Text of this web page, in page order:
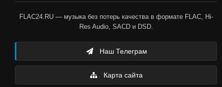
FLAC24.RU — музыка без потерь качества в формате FLAC, Hi-
Res Audio, SACD и DSD.
Наш Телеграм
Карта сайта